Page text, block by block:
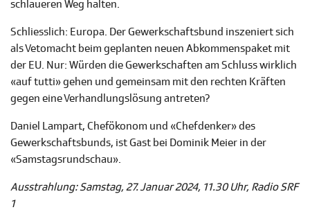
schlaueren Weg halten.
Schliesslich: Europa. Der Gewerkschaftsbund inszeniert sich
als Vetomacht beim geplanten neuen Abkommenspaket mit
der EU. Nur: Würden die Gewerkschaften am Schluss wirklich
«auf tutti» gehen und gemeinsam mit den rechten Kräften
gegen eine Verhandlungslösung antreten?
Daniel Lampart, Chefökonom und «Chefdenker» des
Gewerkschaftsbunds, ist Gast bei Dominik Meier in der
«Samstagsrundschau».
Ausstrahlung: Samstag, 27. Januar 2024, 11.30 Uhr, Radio SRF
1